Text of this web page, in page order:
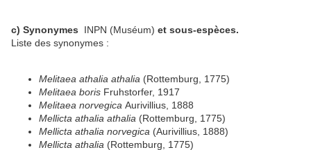
c) Synonymes INPN (Muséum) et sous-espèces.
Liste des synonymes :
Melitaea athalia athalia (Rottemburg, 1775)
Melitaea boris Fruhstorfer, 1917
Melitaea norvegica Aurivillius, 1888
Mellicta athalia athalia (Rottemburg, 1775)
Mellicta athalia norvegica (Aurivillius, 1888)
Mellicta athalia (Rottemburg, 1775)